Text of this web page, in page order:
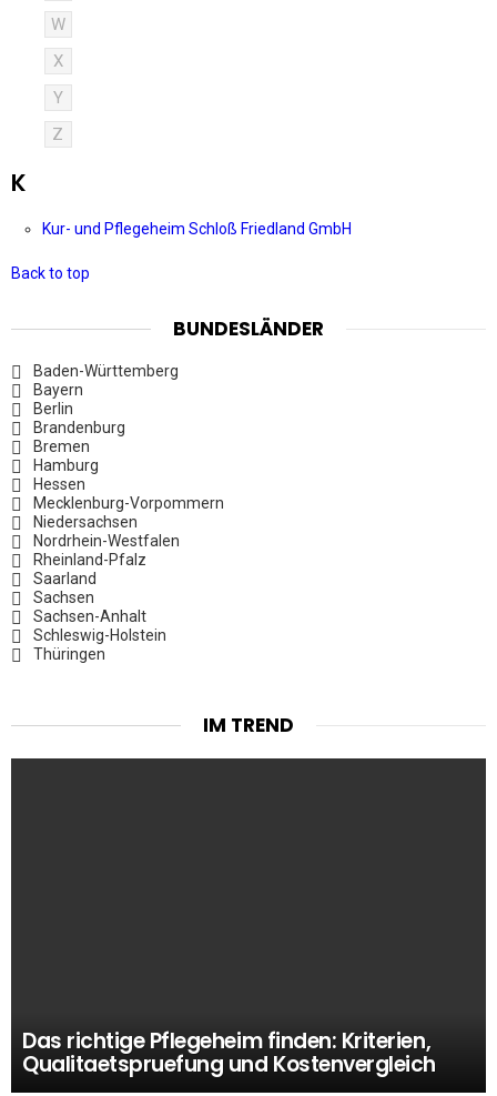
W
X
Y
Z
K
Kur- und Pflegeheim Schloß Friedland GmbH
Back to top
BUNDESLÄNDER
Baden-Württemberg
Bayern
Berlin
Brandenburg
Bremen
Hamburg
Hessen
Mecklenburg-Vorpommern
Niedersachsen
Nordrhein-Westfalen
Rheinland-Pfalz
Saarland
Sachsen
Sachsen-Anhalt
Schleswig-Holstein
Thüringen
IM TREND
Das richtige Pflegeheim finden: Kriterien,
Qualitaetspruefung und Kostenvergleich